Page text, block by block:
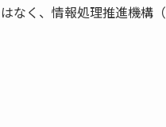
なく、情報処理推進機構（